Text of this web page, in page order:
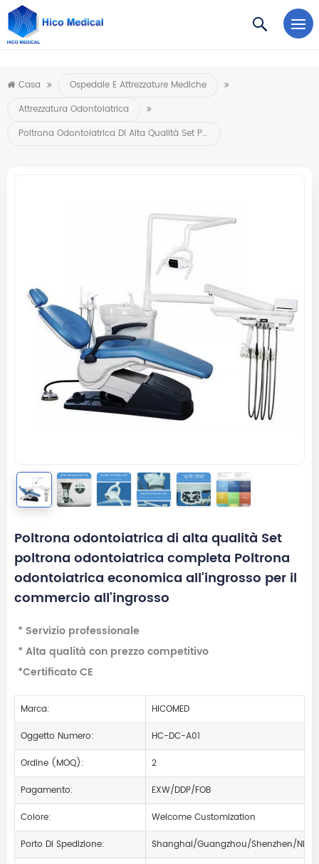
https://www.microsoft.com/en-us/microsoft-teams/log-in
Casa
Ospedale E Attrezzature Mediche
Attrezzatura Odontoiatrica
Poltrona Odontoiatrica Di Alta Qualità Set Poltrona Odontoiatrica Completa Poltrona Odontoiatrica Economica All'ingrosso Per Il Commercio All'ingrosso
Poltrona odontoiatrica di alta qualità Set
poltrona odontoiatrica completa Poltrona
odontoiatrica economica all'ingrosso per il
commercio all'ingrosso
* Servizio professionale
* Alta qualità con prezzo competitivo
*Certificato CE
Marca:
HICOMED
Oggetto Numero:
HC-DC-A01
Ordine (MOQ):
2
Pagamento:
EXW/DDP/FOB
Colore:
Welcome Customization
Porto Di Spedizione:
Shanghai/Guangzhou/Shenzhen/